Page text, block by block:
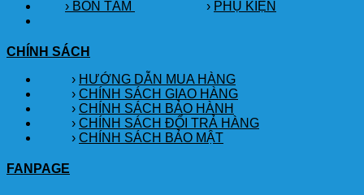
› BỒN TẮM
› PHỤ KIỆN
CHÍNH SÁCH
› HƯỚNG DẪN MUA HÀNG
› CHÍNH SÁCH GIAO HÀNG
› CHÍNH SÁCH BẢO HÀNH
› CHÍNH SÁCH ĐỔI TRẢ HÀNG
› CHÍNH SÁCH BẢO MẬT
FANPAGE